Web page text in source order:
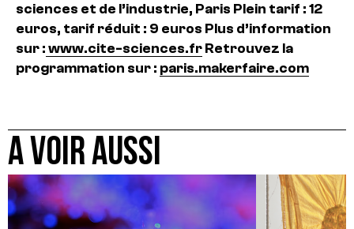
sciences et de l’industrie, Paris Plein tarif : 12
euros, tarif réduit : 9 euros Plus d’information
sur : www.cite-sciences.fr Retrouvez la
programmation sur : paris.makerfaire.com
A VOIR AUSSI